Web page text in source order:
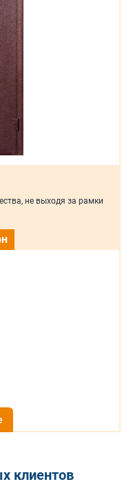
не выходя за рамки
клиентов